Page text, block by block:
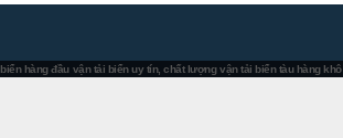
hàng đầu vận tải biển uy tín, chất lượng vận tải biển tàu hàng khô